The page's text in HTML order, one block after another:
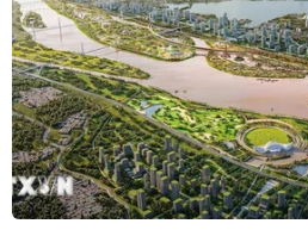
đen" 27 tàu, 21 công ty và 1
Triều Tiên lẩn tránh các lệnh
quốc.